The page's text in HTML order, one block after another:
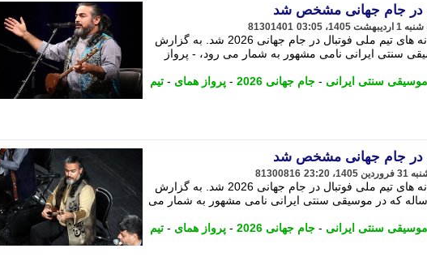
در جام جهانی مشخص شد
81301401
«پرواز همای» خوانندهٔ رسمی ترانه های تیم ملی فوتبال در جام جهانی 2026 شد. به گزارش
که در موسیقی سنتی ایرانی نامی مشهور به شمار می رود، - پرواز
موسیقی سنتی ایرانی - جام جهانی 2026 - پرواز همای - تیم
در جام جهانی مشخص شد
81300816
«پرواز همای» خوانندهٔ رسمی ترانه های تیم ملی فوتبال در جام جهانی 2026 شد. به گزارش
خبرگزاری خبرآنلاین؛ خواننده 46 ساله که در موسیقی سنتی ایرانی نامی مشهور به شمار می
موسیقی سنتی ایرانی - جام جهانی 2026 - پرواز همای - تیم